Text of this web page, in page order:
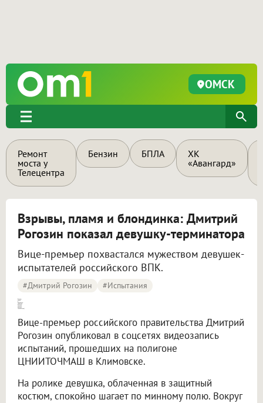
ОМСК
Ремонт
моста у
Телецентра
Бензин БПЛА
ХК
«Авангард»
Взрывы, пламя и блондинка: Дмитрий
Рогозин показал девушку-терминатора
Вице-премьер похвастался мужеством девушек-
испытателей российского ВПК.
#Дмитрий Рогозин #испытания
Вице-премьер российского правительства Дмитрий
Рогозин опубликовал в соцсетях видеозапись
испытаний, прошедших на полигоне
ЦНИИТОЧМАШ в Климовске.
На ролике девушка, облаченная в защитный
костюм, спокойно шагает по минному полю. Вокруг